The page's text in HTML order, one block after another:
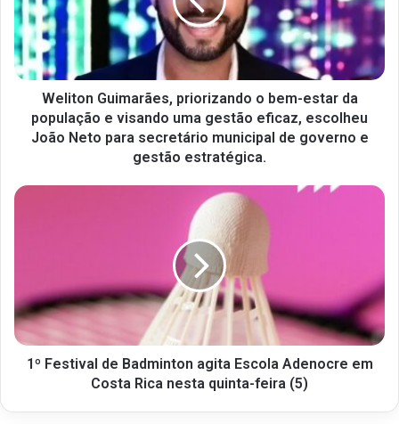
Weliton Guimarães, priorizando o bem-estar da
população e visando uma gestão eficaz, escolheu
João Neto para secretário municipal de governo e
gestão estratégica.
1º Festival de Badminton agita Escola Adenocre em
Costa Rica nesta quinta-feira (5)